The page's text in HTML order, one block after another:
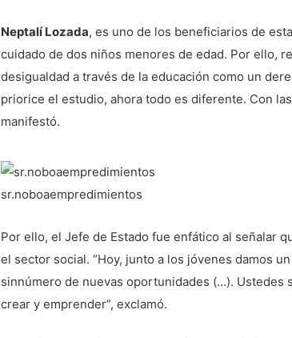
Neptalí Lozada, es uno de los beneficiarios de
cuidado de dos niños menores de edad. Por ello,
desigualdad a través de la educación como un
priorice el estudio, ahora todo es diferente. Con
manifestó.
sr.noboaempredimientos
Por ello, el Jefe de Estado fue enfático al señalar
el sector social. “Hoy, junto a los jóvenes damos
sinnúmero de nuevas oportunidades (…). Ustedes
crear y emprender”, exclamó.